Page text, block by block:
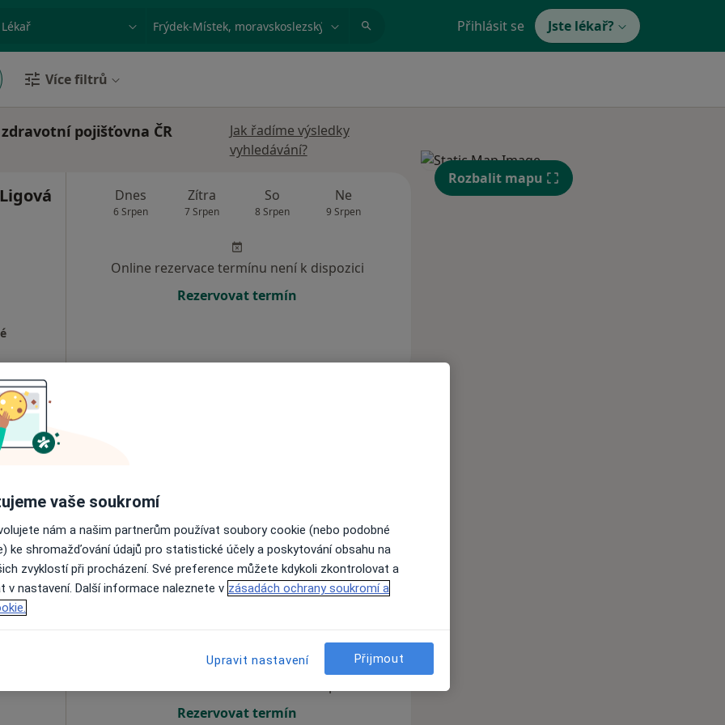
nemoc nebo příjmení Město nebo region Přihlásit se Jste lékař?
Více filtrů
pojišťovna ČR
Jak řadíme výsledky
vyhledávání?
Dnes
6 Srpen
Zítra
7 Srpen
So
8 Srpen
Ne
9 Srpen
Út St
Online rezervace termínu není k dispozici
Rezervovat termín
Rezervovat termín
Rozbalit mapu
vaše soukromí
nám a našim partnerům používat soubory cookie (nebo podobné
ke shromažďování údajů pro statistické účely a poskytování obsahu na
zvyklostí při procházení. Své preference můžete kdykoli zkontrolovat a
v nastavení. Další informace naleznete v zásadách ochrany soukromí a
Upravit nastavení Přijmout